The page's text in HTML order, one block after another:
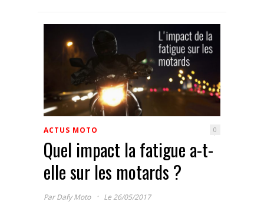
ACTUS MOTO 0
Quel impact la fatigue a-t-
elle sur les motards ?
ParDafy Moto · Le 26/05/2017